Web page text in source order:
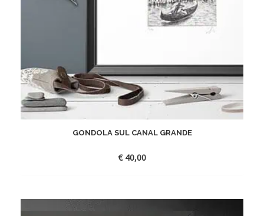
GONDOLA SUL CANAL GRANDE
€40,00